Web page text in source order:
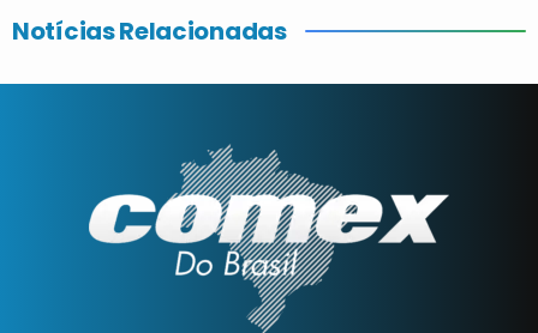
Notícias Relacionadas